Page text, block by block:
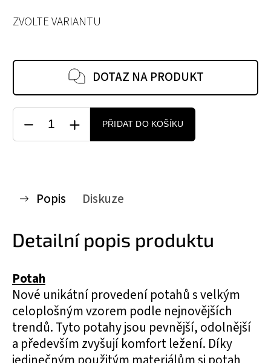
ZVOLTE VARIANTU
DOTAZ NA PRODUKT
PŘIDAT DO KOŠÍKU
Popis Diskuze
Detailní popis produktu
Potah
Nové unikátní provedení potahů s velkým
celoplošným vzorem podle nejnovějších
trendů. Tyto potahy jsou pevnější, odolnější
a především zvyšují komfort ležení. Díky